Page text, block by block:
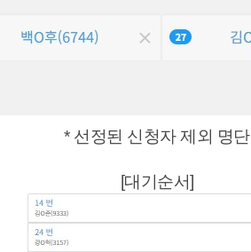
* 선정된 신청자 제외 명단
[대기순서]